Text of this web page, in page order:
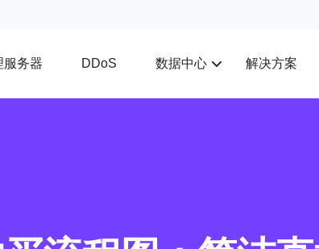
服务器 DDoS 数据中心 解决方案